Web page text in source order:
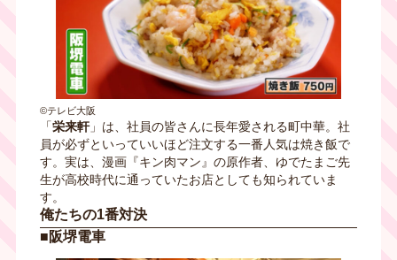
©テレビ大阪
「栄来軒」は、社員の皆さんに長年愛される町中華。社
員が必ずといっていいほど注文する一番人気は焼き飯で
す。実は、漫画『キン肉マン』の原作者、ゆでたまご先
生が高校時代に通っていたお店としても知られていま
す。
俺たちの1番対決
■阪堺電車